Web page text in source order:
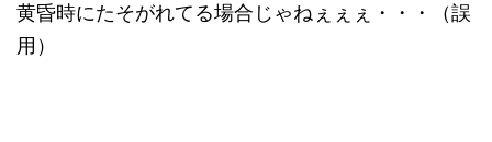
黄昏時にたそがれてる場合じゃねぇぇぇ・・・（誤
用）